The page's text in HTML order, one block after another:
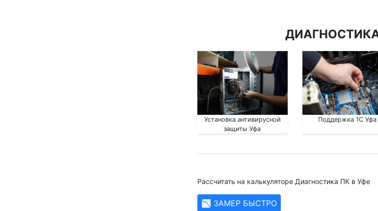
Установка антивирусной
защиты Уфа
Поддержка 1С Уфа
Рассчитать на калькуляторе Диагностика ПК в Уфе
📉 ЗАМЕР БЫСТРО